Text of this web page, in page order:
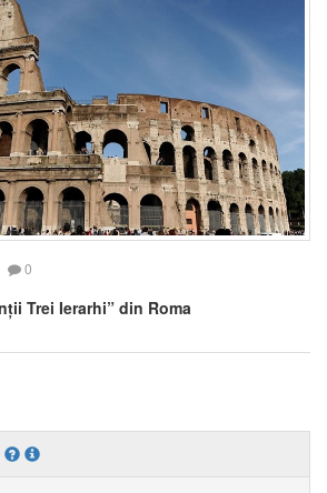
0
Trei Ierarhi” din Roma